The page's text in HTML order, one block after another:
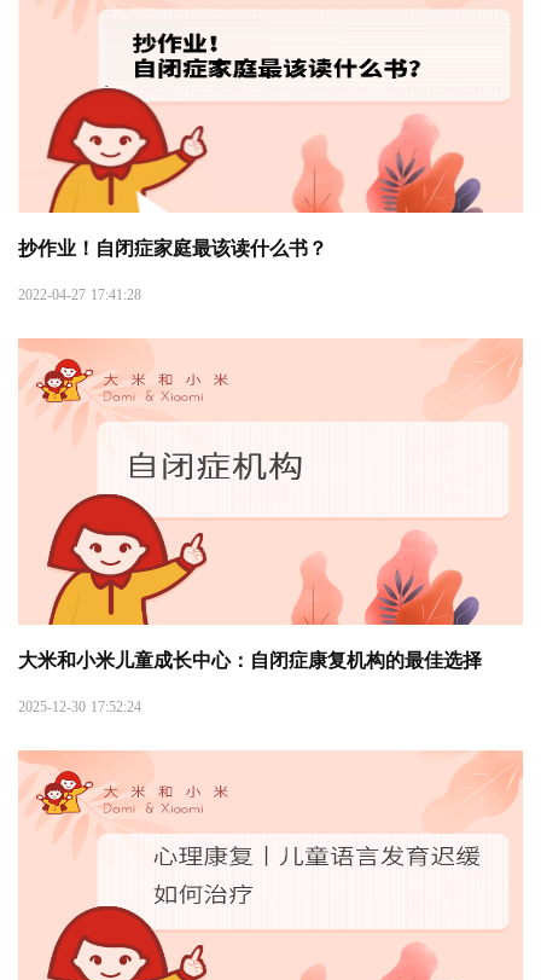
抄作业！自闭症家庭最该读什么书？
2022-04-27 17:41:28
大米和小米儿童成长中心：自闭症康复机构的最佳选择
2025-12-30 17:52:24